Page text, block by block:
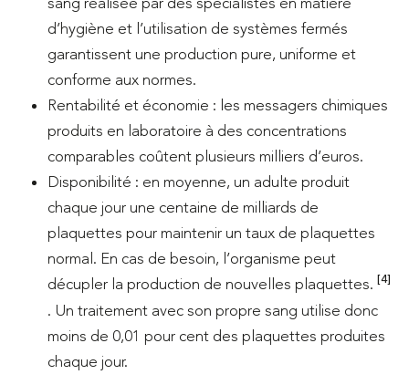
d’hygiène et l’utilisation de systèmes fermés
garantissent une production pure, uniforme et
conforme aux normes.
Rentabilité et économie : les messagers chimiques
produits en laboratoire à des concentrations
comparables coûtent plusieurs milliers d’euros.
Disponibilité : en moyenne, un adulte produit
chaque jour une centaine de milliards de
plaquettes pour maintenir un taux de plaquettes
normal. En cas de besoin, l’organisme peut
décupler la production de nouvelles plaquettes. [4]
. Un traitement avec son propre sang utilise donc
moins de 0,01 pour cent des plaquettes produites
chaque jour.